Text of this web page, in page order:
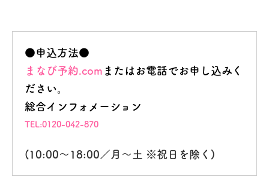
●申込方法●
まなび予約.com またはお電話でお申し込みく
ださい。
総合インフォメーション
TEL:0120-042-870
(10:00～18:00／月～土 ※祝日を除く)